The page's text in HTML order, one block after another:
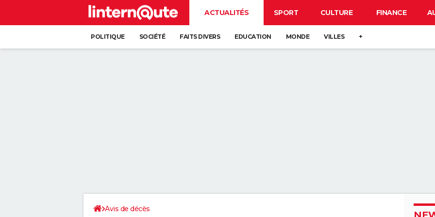
ACTUALITÉS SPORT CULTURE FINANCE
POLITIQUE SOCIÉTÉ FAITS DIVERS EDUCATION MONDE VILLES +
Avis de décès